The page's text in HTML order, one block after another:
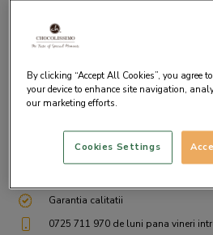
Livrare gratuita incepand cu 200 lei
Garantia calitatii
0725 711 970 de luni pana vineri
By clicking “Accept All Cookies”, you agree
your device to enhance site navigation,
our marketing efforts.
Cookies Settings